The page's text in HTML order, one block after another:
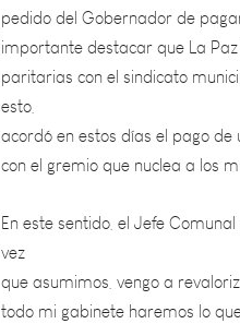
paritarias con el sindicato
esto,
acordó en estos días el pago
con el gremio que nuclea a
En este sentido, el Jefe
vez
que asumimos, vengo a
todo mi gabinete haremos lo
de